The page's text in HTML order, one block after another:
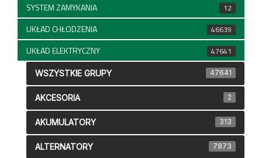
SYSTEM ZAMYKANIA 12
UKŁAD CHŁODZENIA 46639
UKŁAD ELEKTRYCZNY 47641
WSZYSTKIE GRUPY 47641
AKCESORIA 2
AKUMULATORY 313
ALTERNATORY 7873